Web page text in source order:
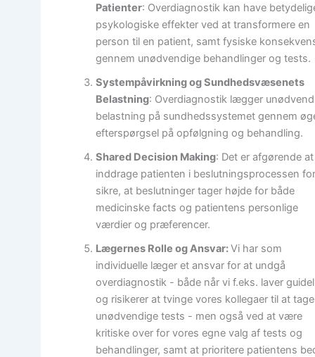
Patienter: Overdiagnostik kan have
psykologiske effekter ved at transformere en
person til en patient, samt fysiske
gennem unødvendige behandlinger og tests.
Systempåvirkning og Sundhedsvæsenets
Belastning: Overdiagnostik lægger
belastning på sundhedssystemet gennem
efterspørgsel på opfølgning og behandling.
Shared Decision Making: Det er afgørende at
inddrage patienten i beslutningsprocessen
sikre, at beslutninger tager højde for både
medicinske facts og patientens personlige
værdier og præferencer.
Lægernes Rolle og Ansvar:Vi har som
individuelle læger et ansvar for at undgå
overdiagnostik - både når vi f.eks. laver
og risikerer at tvinge vores kollegaer til at tage
unødvendige tests - men også ved at være
kritiske over for vores egne valg af tests og
behandlinger, samt at prioritere patientens